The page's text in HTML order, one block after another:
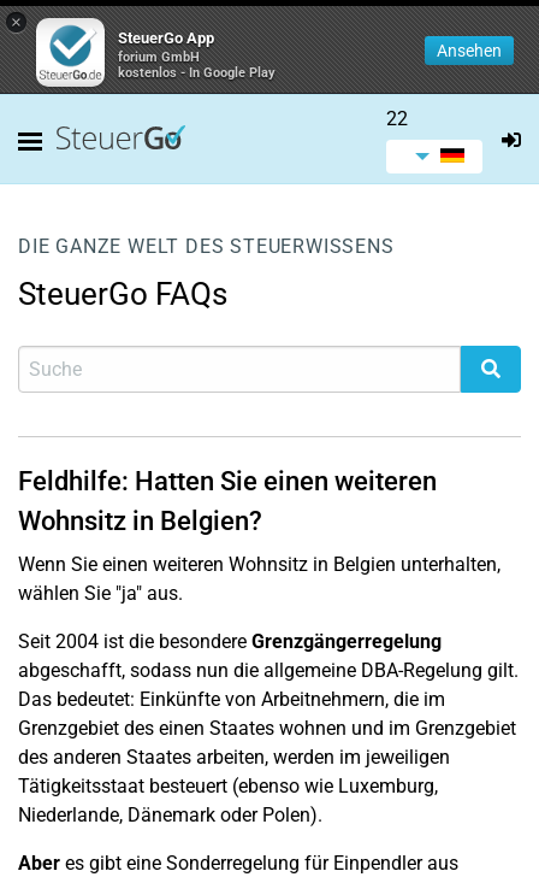
×
SteuerGo App
forium GmbH
kostenlos - In Google Play
Ansehen
22
DIE GANZE WELT DES STEUERWISSENS
SteuerGo FAQs
Feldhilfe: Hatten Sie einen weiteren
Wohnsitz in Belgien?
Wenn Sie einen weiteren Wohnsitz in Belgien unterhalten,
wählen Sie "ja" aus.
Seit 2004 ist die besondere Grenzgängerregelung
abgeschafft, sodass nun die allgemeine DBA-Regelung gilt.
Das bedeutet: Einkünfte von Arbeitnehmern, die im
Grenzgebiet des einen Staates wohnen und im Grenzgebiet
des anderen Staates arbeiten, werden im jeweiligen
Tätigkeitsstaat besteuert (ebenso wie Luxemburg,
Niederlande, Dänemark oder Polen).
Aber es gibt eine Sonderregelung für Einpendler aus